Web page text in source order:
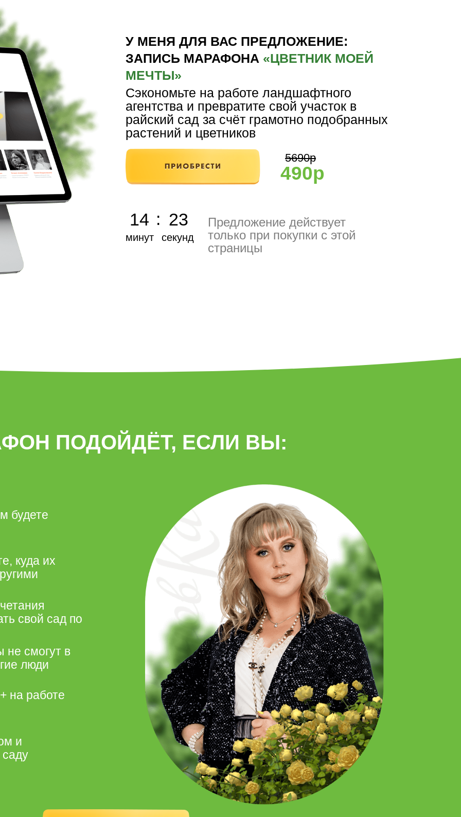
5690р
490р
минут секунд
14 22
:
У МЕНЯ ДЛЯ ВАС ПРЕДЛОЖЕНИЕ:
ЗАПИСЬ МАРАФОНА «ЦВЕТНИК МОЕЙ
МЕЧТЫ»
Сэкономьте на работе ландшафтного
агентства и превратите свой участок в
райский сад за счёт грамотно подобранных
растений и цветников
Предложение действует
только при покупки с этой
страницы
будете
куда их
свой сад по
не смогут в
люди
на работе
и
саду
ПОДОЙДЁТ, ЕСЛИ ВЫ: